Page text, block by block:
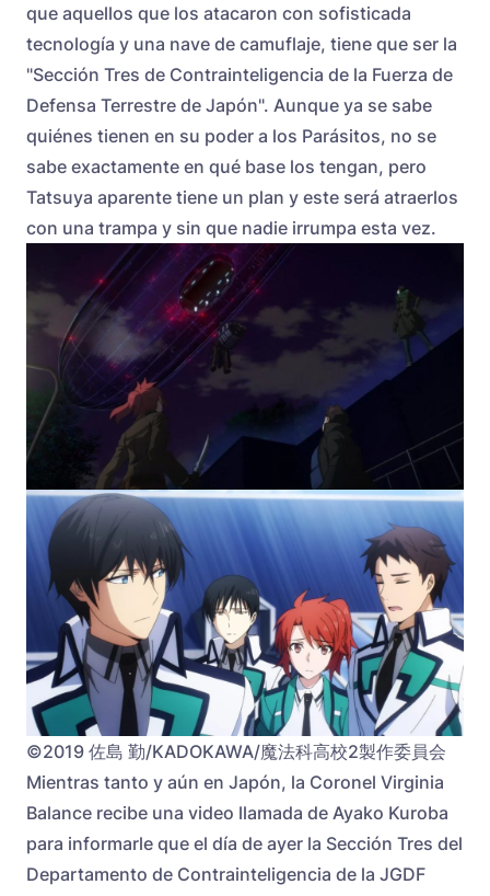
que aquellos que los atacaron con sofisticada
tecnología y una nave de camuflaje, tiene que ser la
"Sección Tres de Contrainteligencia de la Fuerza de
Defensa Terrestre de Japón". Aunque ya se sabe
quiénes tienen en su poder a los Parásitos, no se
sabe exactamente en qué base los tengan, pero
Tatsuya aparente tiene un plan y este será atraerlos
con una trampa y sin que nadie irrumpa esta vez.
©2019 佐島 勤/KADOKAWA/魔法科高校2製作委員会
Mientras tanto y aún en Japón, la Coronel Virginia
Balance recibe una video llamada de Ayako Kuroba
para informarle que el día de ayer la Sección Tres del
Departamento de Contrainteligencia de la JGDF